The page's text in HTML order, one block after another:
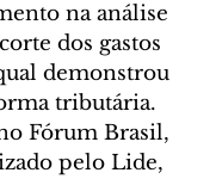
na análise
dos gastos
demonstrou
tributária.
Fórum Brasil,
pelo Lide,